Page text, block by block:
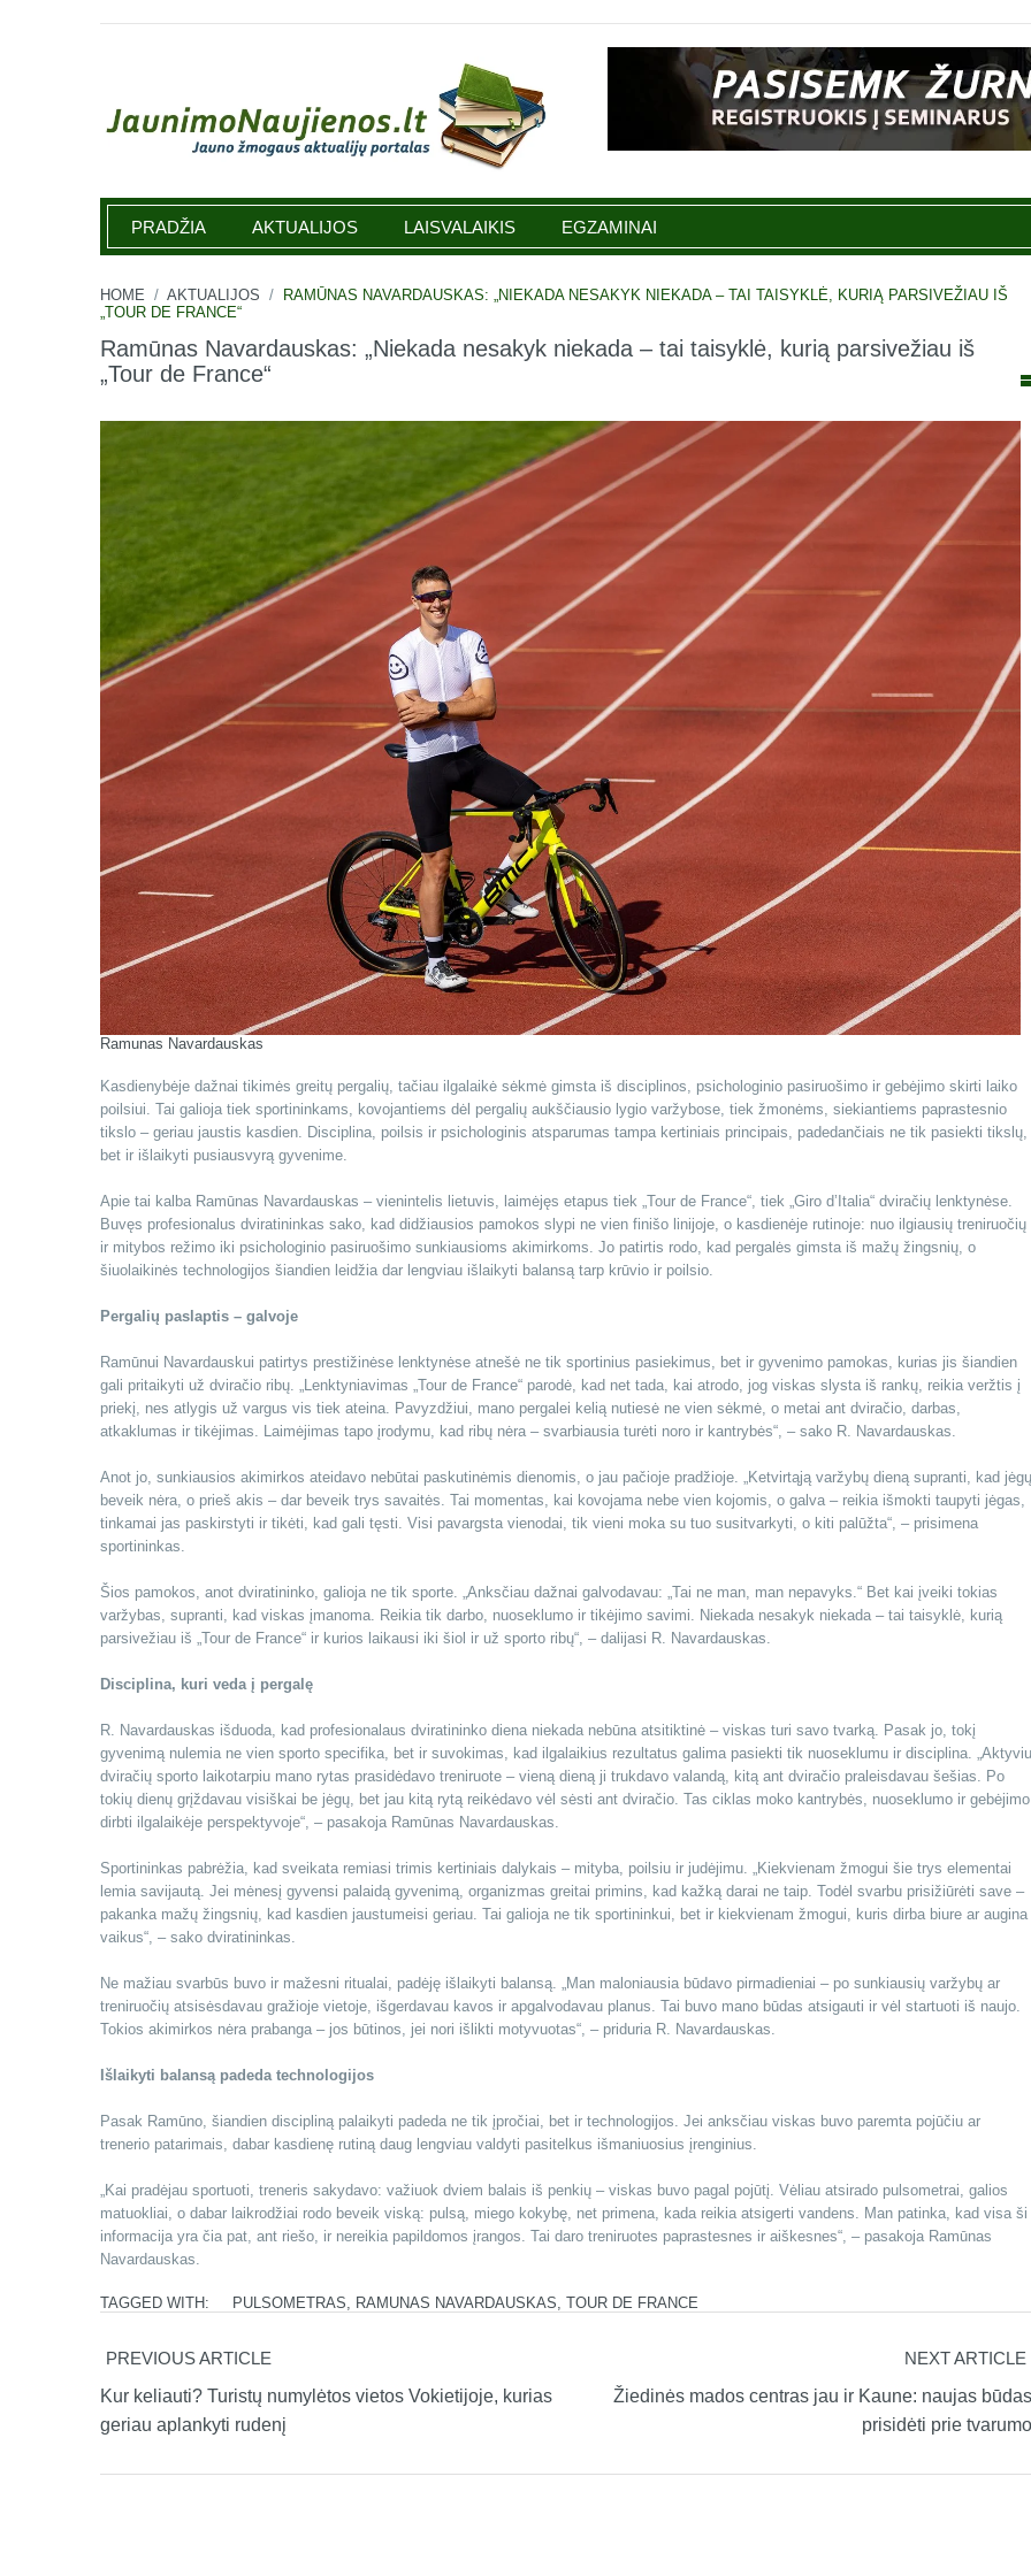
Jaunimonaujienos.lt
PRADŽIA AKTUALIJOS LAISVALAIKIS EGZAMINAI
HOME / AKTUALIJOS /
RAMŪNAS NAVARDAUSKAS: „NIEKADA NESAKYK NIEKADA – TAI TAISYKLĖ, KURIĄ PARSIVEŽIAU IŠ
„TOUR DE FRANCE“
Ramūnas Navardauskas: „Niekada nesakyk niekada – tai taisyklė, kurią parsivežiau iš
„Tour de France“
Ramunas Navardauskas
Kasdienybėje dažnai tikimės greitų pergalių, tačiau ilgalaikė sėkmė gimsta iš disciplinos, psichologinio pasiruošimo ir gebėjimo skirti laiko
poilsiui. Tai galioja tiek sportininkams, kovojantiems dėl pergalių aukščiausio lygio varžybose, tiek žmonėms, siekiantiems paprastesnio
tikslo – geriau jaustis kasdien. Disciplina, poilsis ir psichologinis atsparumas tampa kertiniais principais, padedančiais ne tik pasiekti tikslų,
bet ir išlaikyti pusiausvyrą gyvenime.
Apie tai kalba Ramūnas Navardauskas – vienintelis lietuvis, laimėjęs etapus tiek „Tour de France“, tiek „Giro d’Italia“ dviračių lenktynėse.
Buvęs profesionalus dviratininkas sako, kad didžiausios pamokos slypi ne vien finišo linijoje, o kasdienėje rutinoje: nuo ilgiausių treniruočių
ir mitybos režimo iki psichologinio pasiruošimo sunkiausioms akimirkoms. Jo patirtis rodo, kad pergalės gimsta iš mažų žingsnių, o
šiuolaikinės technologijos šiandien leidžia dar lengviau išlaikyti balansą tarp krūvio ir poilsio.
Pergalių paslaptis – galvoje
Ramūnui Navardauskui patirtys prestižinėse lenktynėse atnešė ne tik sportinius pasiekimus, bet ir gyvenimo pamokas, kurias jis šiandien
gali pritaikyti už dviračio ribų. „Lenktyniavimas „Tour de France“ parodė, kad net tada, kai atrodo, jog viskas slysta iš rankų, reikia veržtis į
priekį, nes atlygis už vargus vis tiek ateina. Pavyzdžiui, mano pergalei kelią nutiesė ne vien sėkmė, o metai ant dviračio, darbas,
atkaklumas ir tikėjimas. Laimėjimas tapo įrodymu, kad ribų nėra – svarbiausia turėti noro ir kantrybės“, – sako R. Navardauskas.
Anot jo, sunkiausios akimirkos ateidavo nebūtai paskutinėmis dienomis, o jau pačioje pradžioje. „Ketvirtąją varžybų dieną supranti, kad jėgų
beveik nėra, o prieš akis – dar beveik trys savaitės. Tai momentas, kai kovojama nebe vien kojomis, o galva – reikia išmokti taupyti jėgas,
tinkamai jas paskirstyti ir tikėti, kad gali tęsti. Visi pavargsta vienodai, tik vieni moka su tuo susitvarkyti, o kiti palūžta“, – prisimena
sportininkas.
Šios pamokos, anot dviratininko, galioja ne tik sporte. „Anksčiau dažnai galvodavau: „Tai ne man, man nepavyks.“ Bet kai įveiki tokias
varžybas, supranti, kad viskas įmanoma. Reikia tik darbo, nuoseklumo ir tikėjimo savimi. Niekada nesakyk niekada – tai taisyklė, kurią
parsivežiau iš „Tour de France“ ir kurios laikausi iki šiol ir už sporto ribų“, – dalijasi R. Navardauskas.
Disciplina, kuri veda į pergalę
R. Navardauskas išduoda, kad profesionalaus dviratininko diena niekada nebūna atsitiktinė – viskas turi savo tvarką. Pasak jo, tokį
gyvenimą nulemia ne vien sporto specifika, bet ir suvokimas, kad ilgalaikius rezultatus galima pasiekti tik nuoseklumu ir disciplina. „Aktyviu
dviračių sporto laikotarpiu mano rytas prasidėdavo treniruote – vieną dieną ji trukdavo valandą, kitą ant dviračio praleisdavau šešias. Po
tokių dienų grįždavau visiškai be jėgų, bet jau kitą rytą reikėdavo vėl sėsti ant dviračio. Tas ciklas moko kantrybės, nuoseklumo ir gebėjimo
dirbti ilgalaikėje perspektyvoje“, – pasakoja Ramūnas Navardauskas.
Sportininkas pabrėžia, kad sveikata remiasi trimis kertiniais dalykais – mityba, poilsiu ir judėjimu. „Kiekvienam žmogui šie trys elementai
lemia savijautą. Jei mėnesį gyvensi palaidą gyvenimą, organizmas greitai primins, kad kažką darai ne taip. Todėl svarbu prisižiūrėti save –
pakanka mažų žingsnių, kad kasdien jaustumeisi geriau. Tai galioja ne tik sportininkui, bet ir kiekvienam žmogui, kuris dirba biure ar augina
vaikus“, – sako dviratininkas.
Ne mažiau svarbūs buvo ir mažesni ritualai, padėję išlaikyti balansą. „Man maloniausia būdavo pirmadieniai – po sunkiausių varžybų ar
treniruočių atsisėsdavau gražioje vietoje, išgerdavau kavos ir apgalvodavau planus. Tai buvo mano būdas atsigauti ir vėl startuoti iš naujo.
Tokios akimirkos nėra prabanga – jos būtinos, jei nori išlikti motyvuotas“, – priduria R. Navardauskas.
Išlaikyti balansą padeda technologijos
Pasak Ramūno, šiandien discipliną palaikyti padeda ne tik įpročiai, bet ir technologijos. Jei anksčiau viskas buvo paremta pojūčiu ar
trenerio patarimais, dabar kasdienę rutiną daug lengviau valdyti pasitelkus išmaniuosius įrenginius.
„Kai pradėjau sportuoti, treneris sakydavo: važiuok dviem balais iš penkių – viskas buvo pagal pojūtį. Vėliau atsirado pulsometrai, galios
matuokliai, o dabar laikrodžiai rodo beveik viską: pulsą, miego kokybę, net primena, kada reikia atsigerti vandens. Man patinka, kad visa ši
informacija yra čia pat, ant riešo, ir nereikia papildomos įrangos. Tai daro treniruotes paprastesnes ir aiškesnes“, – pasakoja Ramūnas
Navardauskas.
TAGGED WITH: PULSOMETRAS RAMUNAS NAVARDAUSKAS TOUR DE FRANCE
PREVIOUS ARTICLE
Kur keliauti? Turistų numylėtos vietos Vokietijoje, kurias
geriau aplankyti rudenį
NEXT ARTICLE
Žiedinės mados centras jau ir Kaune: naujas būdas
prisidėti prie tvarumo